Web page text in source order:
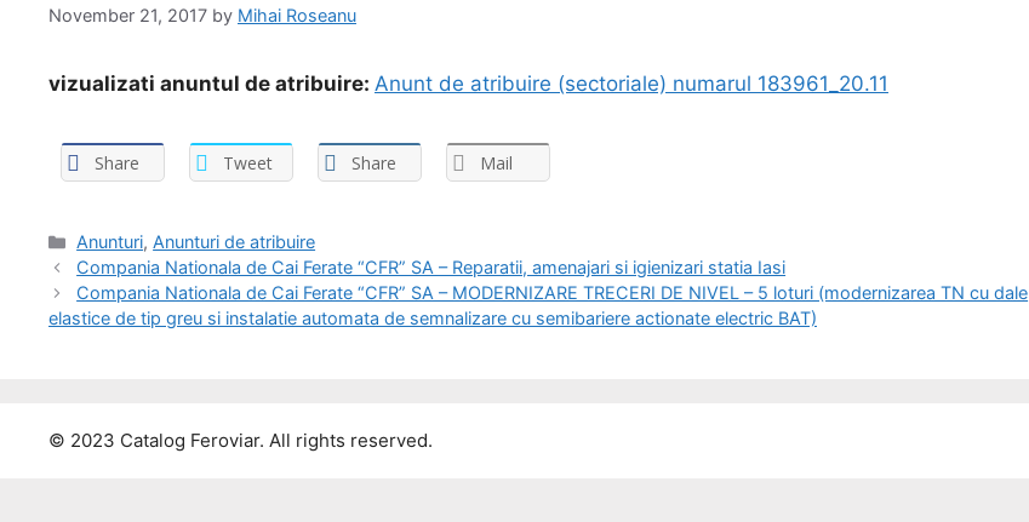
November 21, 2017 by Mihai Roseanu
vizualizati anuntul de atribuire: Anunt de atribuire (sectoriale) numarul 183961_20.11
Share Tweet Share Mail
Anunturi, Anunturi de atribuire
Compania Nationala de Cai Ferate “CFR” SA – Reparatii, amenajari si igienizari statia Iasi
Compania Nationala de Cai Ferate “CFR” SA – MODERNIZARE TRECERI DE NIVEL – 5 loturi (modernizarea TN cu dale
elastice de tip greu si instalatie automata de semnalizare cu semibariere actionate electric BAT)
© 2023 Catalog Feroviar. All rights reserved.